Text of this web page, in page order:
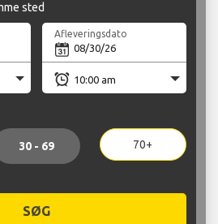
sted
Afleveringsdato
30 - 69 70+
SØG